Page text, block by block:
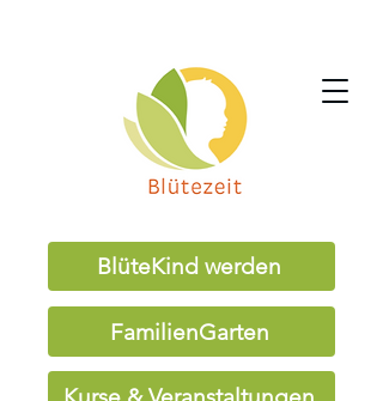
BlüteKind werden
FamilienGarten